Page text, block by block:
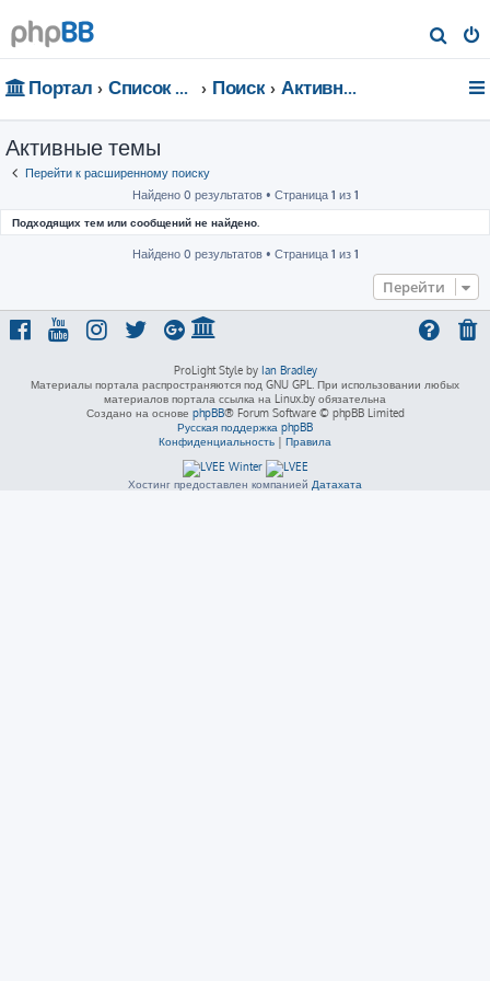
о
Портал Список форумов Поиск Активные темы
Активные темы
Перейти к расширенному поиску
Найдено 0 результатов • Страница 1 из 1
Подходящих тем или сообщений не найдено.
Найдено 0 результатов • Страница 1 из 1
Перейти
ProLight Style by Ian Bradley
Материалы портала распространяются под GNU GPL. При использовании любых
материалов портала ссылка на Linux.by обязательна
Создано на основе phpBB® Forum Software © phpBB Limited
Русская поддержка phpBB
Конфиденциальность | Правила
Хостинг предоставлен компанией Датахата